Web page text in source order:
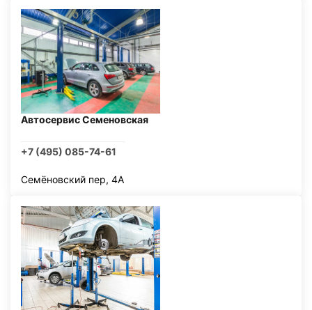
Автосервис Семеновская
+7 (495) 085-74-61
Семёновский пер, 4А